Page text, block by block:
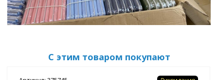
С этим товаром покупают